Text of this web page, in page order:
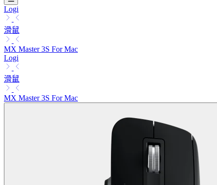
Logi
滑鼠
MX Master 3S For Mac
Logi
滑鼠
MX Master 3S For Mac